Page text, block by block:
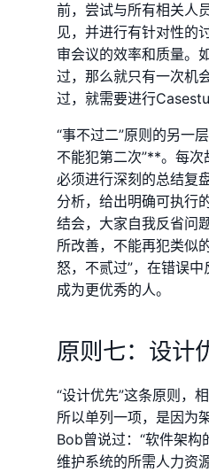
前，尝试与所有相关人
见，并进行有针对性的
审会议的效率和质量。
过，那么就只有一次机
过，就需要进行
“事不过二”原则的另一
不能犯第二次”**。每
必须进行深刻的总结复
分析，给出明确可执行
结会，大家自我反省问
所改善，不能再犯类似
怒，不贰过”，在错误
成为更优秀的人。
原则七：设计
“设计优先”这条原则，
所以单列一项，是因为
Bob曾说过：“软件架构
维护系统的所需人力资